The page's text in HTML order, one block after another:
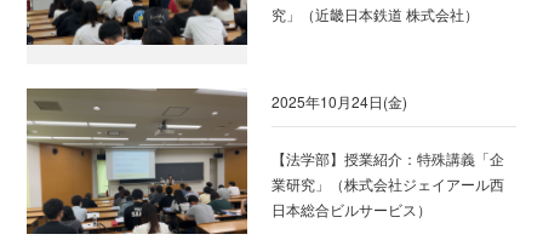
究」（近畿日本鉄道 株式会社）
2025年10月24日(金)
【法学部】授業紹介：特殊講義「企
業研究」（株式会社ジェイアール西
日本総合ビルサービス）